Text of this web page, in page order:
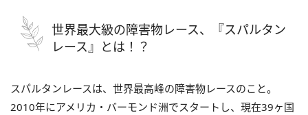
世界最大級の障害物レース、『スパルタン
レース』とは！？
スパルタンレースは、世界最高峰の障害物レースのこと。
2010年にアメリカ・バーモンド洲でスタートし、現在39ヶ国